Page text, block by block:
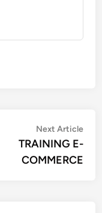
Next Article
TRAINING E-
COMMERCE